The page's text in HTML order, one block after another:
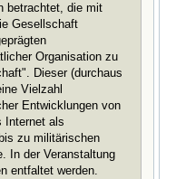
betrachtet, die mit
Gesellschaft
Organisation zu
Dieser (durchaus
Vielzahl
Entwicklungen von
Internet als
zu militärischen
In der Veranstaltung
entfaltet werden.